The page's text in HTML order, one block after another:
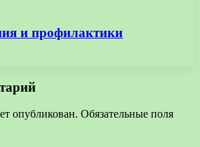
и профилактики
опубликован. Обязательные поля